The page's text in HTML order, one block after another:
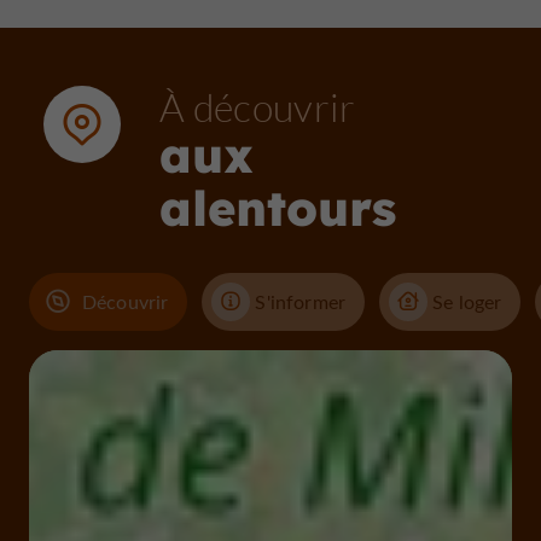
À découvrir
aux
alentours
Découvrir S'informer Se loger